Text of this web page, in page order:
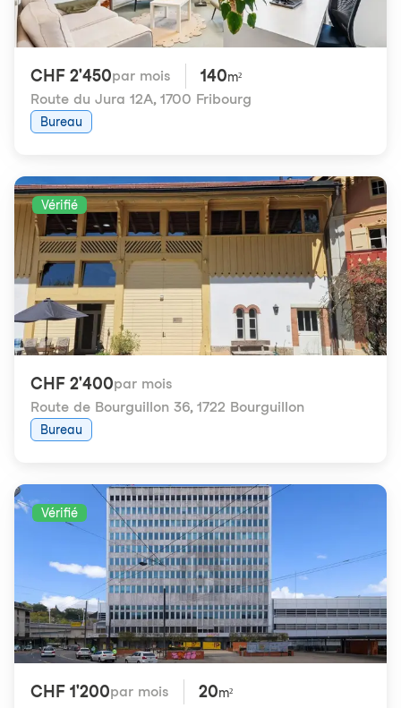
CHF 2'450par mois 140m²
Route du Jura 12A, 1700 Fribourg
Bureau
Vérifié
CHF 2'400par mois
Route de Bourguillon 36, 1722 Bourguillon
Bureau
Vérifié
CHF 1'200par mois 20m²